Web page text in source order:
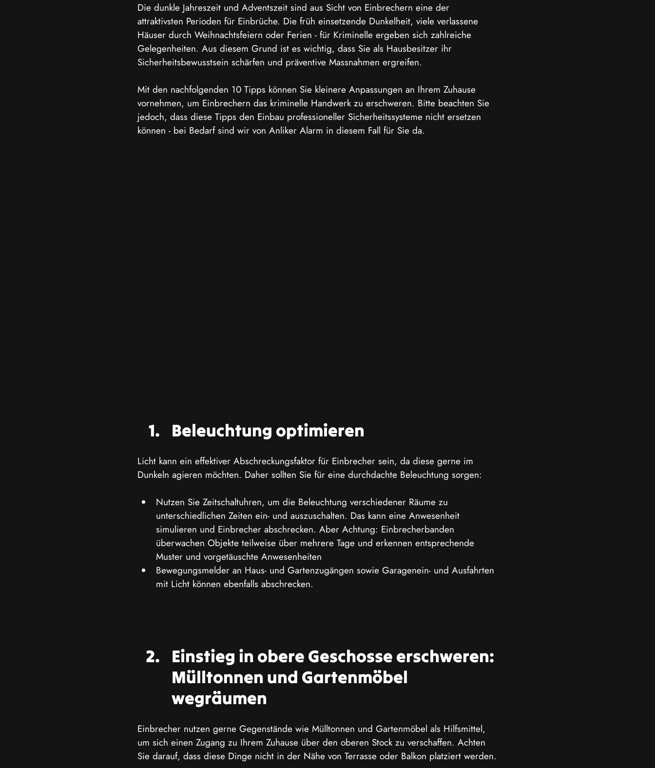
Die dunkle Jahreszeit und Adventszeit sind aus Sicht von Einbrechern eine der
attraktivsten Perioden für Einbrüche. Die früh einsetzende Dunkelheit, viele verlassene
Häuser durch Weihnachtsfeiern oder Ferien - für Kriminelle ergeben sich zahlreiche
Gelegenheiten. Aus diesem Grund ist es wichtig, dass Sie als Hausbesitzer ihr
Sicherheitsbewusstsein schärfen und präventive Massnahmen ergreifen.
Mit den nachfolgenden 10 Tipps können Sie kleinere Anpassungen an Ihrem Zuhause
vornehmen, um Einbrechern das kriminelle Handwerk zu erschweren. Bitte beachten Sie
jedoch, dass diese Tipps den Einbau professioneller Sicherheitssysteme nicht ersetzen
können - bei Bedarf sind wir von Anliker Alarm in diesem Fall für Sie da.
Beleuchtung optimieren
Licht kann ein effektiver Abschreckungsfaktor für Einbrecher sein, da diese gerne im
Dunkeln agieren möchten. Daher sollten Sie für eine durchdachte Beleuchtung sorgen:
Nutzen Sie Zeitschaltuhren, um die Beleuchtung verschiedener Räume zu
unterschiedlichen Zeiten ein- und auszuschalten. Das kann eine Anwesenheit
simulieren und Einbrecher abschrecken. Aber Achtung: Einbrecherbanden
überwachen Objekte teilweise über mehrere Tage und erkennen entsprechende
Muster und vorgetäuschte Anwesenheiten
Bewegungsmelder an Haus- und Gartenzugängen sowie Garagenein- und Ausfahrten
mit Licht können ebenfalls abschrecken.
Einstieg in obere Geschosse erschweren:
Mülltonnen und Gartenmöbel
wegräumen
Einbrecher nutzen gerne Gegenstände wie Mülltonnen und Gartenmöbel als Hilfsmittel,
um sich einen Zugang zu Ihrem Zuhause über den oberen Stock zu verschaffen. Achten
Sie darauf, dass diese Dinge nicht in der Nähe von Terrasse oder Balkon platziert werden.